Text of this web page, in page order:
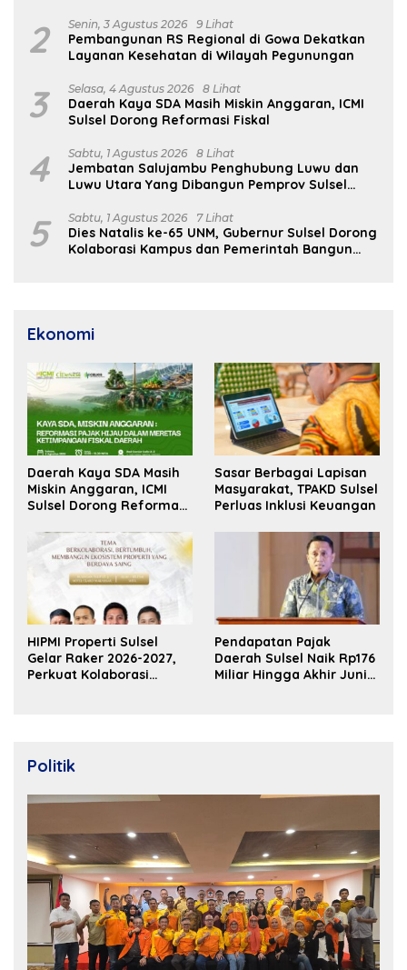
2 Senin, 3 Agustus 2026 9 Lihat
Pembangunan RS Regional di Gowa Dekatkan
Layanan Kesehatan di Wilayah Pegunungan
3 Selasa, 4 Agustus 2026 8 Lihat
Daerah Kaya SDA Masih Miskin Anggaran, ICMI
Sulsel Dorong Reformasi Fiskal
4 Sabtu, 1 Agustus 2026 8 Lihat
Jembatan Salujambu Penghubung Luwu dan
Luwu Utara Yang Dibangun Pemprov Sulsel
5 Sabtu, 1 Agustus 2026 7 Lihat
Dies Natalis ke-65 UNM, Gubernur Sulsel Dorong
Kolaborasi Kampus dan Pemerintah Bangun
Ekonomi
Daerah Kaya SDA Masih
Miskin Anggaran, ICMI
Sulsel Dorong Reformasi
Sasar Berbagai Lapisan
Masyarakat, TPAKD Sulsel
Perluas Inklusi Keuangan
HIPMI Properti Sulsel
Gelar Raker 2026-2027,
Perkuat Kolaborasi
Pendapatan Pajak
Daerah Sulsel Naik Rp176
Miliar Hingga Akhir Juni
Politik